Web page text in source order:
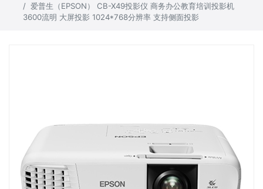
爱普生（EPSON） CB-X49投影仪 商务办公教育培训投影机
3600流明 大屏投影 1024*768分辨率 支持侧面投影